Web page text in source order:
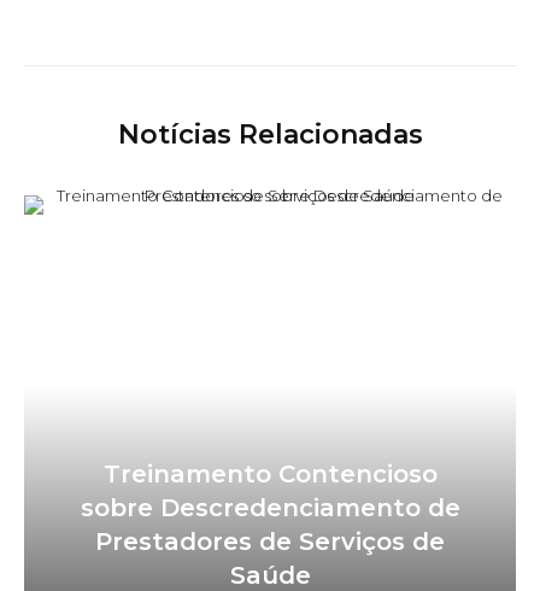
Notícias Relacionadas
Treinamento Contencioso
sobre Descredenciamento de
Prestadores de Serviços de
Saúde